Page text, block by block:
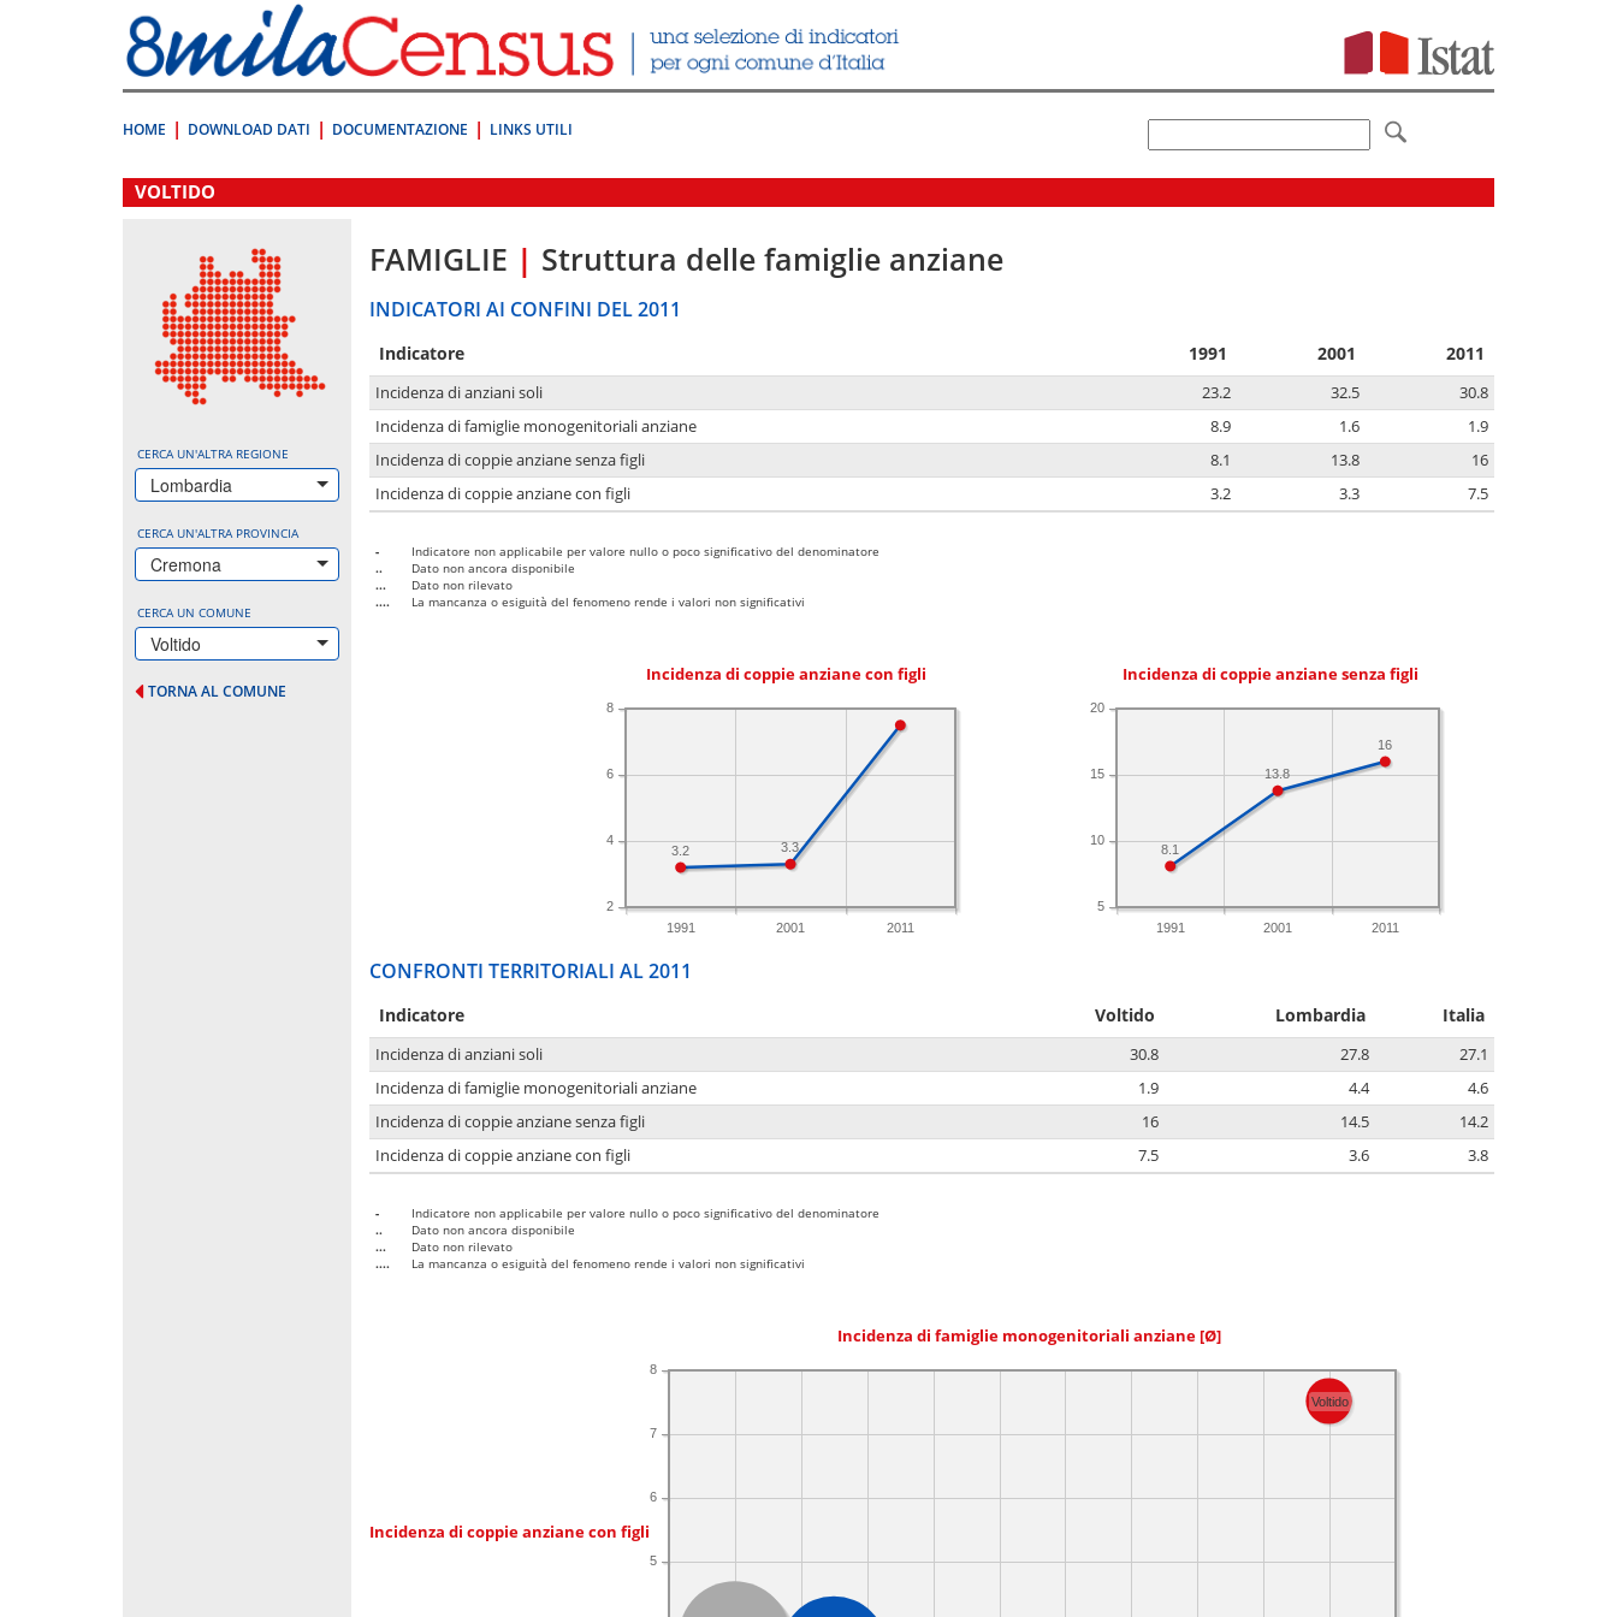
direttamente
a:
Contenuto
HOME DOWNLOAD DATI DOCUMENTAZIONE LINKS UTILI
.
VOLTIDO
CERCA UN'ALTRA REGIONE
Lombardia
CERCA UN'ALTRA PROVINCIA
Cremona
CERCA UN COMUNE
Voltido
TORNA AL COMUNE
FAMIGLIE | Struttura delle famiglie anziane
INDICATORI AI CONFINI DEL 2011
Indicatore 1991 2001 2011
Incidenza di anziani soli 23.2 32.5
30.8
Incidenza di famiglie monogenitoriali anziane
8.9 1.6
1.9
Incidenza di coppie anziane senza figli
8.1 13.8
16
Incidenza di coppie anziane con figli
3.2 3.3 7.5
-
Indicatore non applicabile per valore nullo o poco significativo del denominatore
..
Dato non ancora disponibile
...
Dato non rilevato
....
La mancanza o esiguità del fenomeno rende i valori non significativi
Incidenza di coppie anziane con figli
1991 2001 2011
2
4
6
8
3.3
3.2
Incidenza di coppie anziane senza figli
1991 2001 2011
5
10
15
20
16
13.8
8.1
CONFRONTI TERRITORIALI AL 2011
Indicatore Voltido Lombardia Italia
Incidenza di anziani soli 30.8 27.8
27.1
Incidenza di famiglie monogenitoriali anziane
1.9 4.4
4.6
Incidenza di coppie anziane senza figli
16 14.5
14.2
Incidenza di coppie anziane con figli
7.5 3.6 3.8
-
Indicatore non applicabile per valore nullo o poco significativo del denominatore
..
Dato non ancora disponibile
...
Dato non rilevato
....
La mancanza o esiguità del fenomeno rende i valori non significativi
Incidenza di famiglie monogenitoriali anziane [Ø]
Incidenza di coppie anziane con figli
5
6
7
8
Voltido